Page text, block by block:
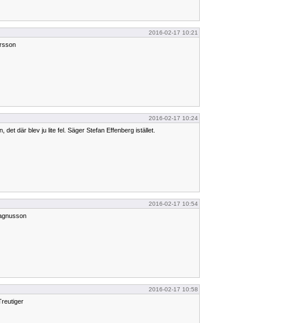
2016-02-17 10:21
2016-02-17 10:24
det där blev ju lite fel. Säger Stefan Effenberg istället.
2016-02-17 10:54
2016-02-17 10:58